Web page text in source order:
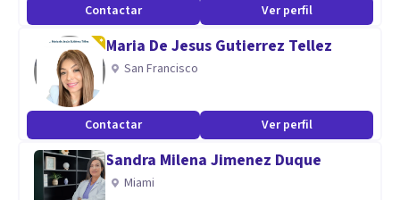
propósito de aliviar su sufrimiento, desarrollando una
flexibilidad psicológica que sea capaz de permitirles
dirigirse hacia una vida valiosa, consciente, con compasión y
propósito.
Contactar Ver perfil
Maria De Jesus Gutierrez Tellez
San Francisco
Contactar Ver perfil
Sandra Milena Jimenez Duque
Miami